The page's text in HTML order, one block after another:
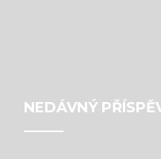
NEDÁVNÝ